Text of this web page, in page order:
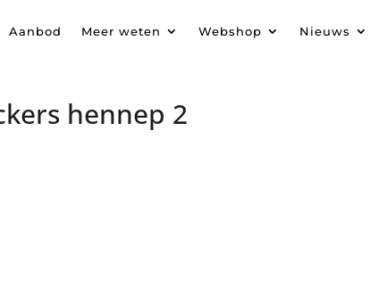
Aanbod Meer weten Webshop Nieuws
hennep 2